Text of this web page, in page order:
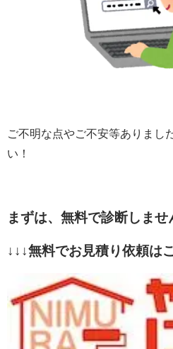
ご不明な点やご不安等ありまし
い！
まずは、無料で診断しませ
↓↓↓無料でお見積り依頼は